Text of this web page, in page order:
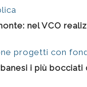
nel VCO
progetti con
i più bocciati